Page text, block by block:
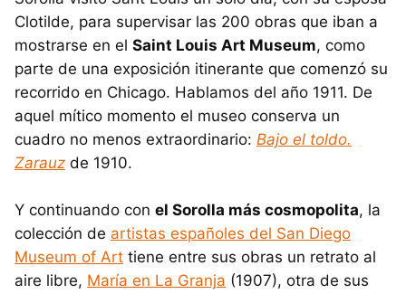
Clotilde, para supervisar las 200 obras que iban a
mostrarse en el Saint Louis Art Museum, como
parte de una exposición itinerante que comenzó su
recorrido en Chicago. Hablamos del año 1911. De
aquel mítico momento el museo conserva un
cuadro no menos extraordinario: Bajo el toldo.
Zarauz de 1910.
Y continuando con el Sorolla más cosmopolita, la
colección de artistas españoles del San Diego
Museum of Art tiene entre sus obras un retrato al
aire libre, María en La Granja (1907), otra de sus